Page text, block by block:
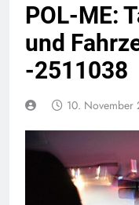
POL-ME:
und
-2511038
10. November